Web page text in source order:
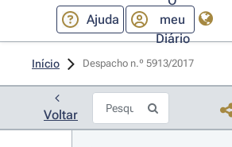
Ajuda
meu
Diário
Início Despacho n.º 5913/2017
Voltar